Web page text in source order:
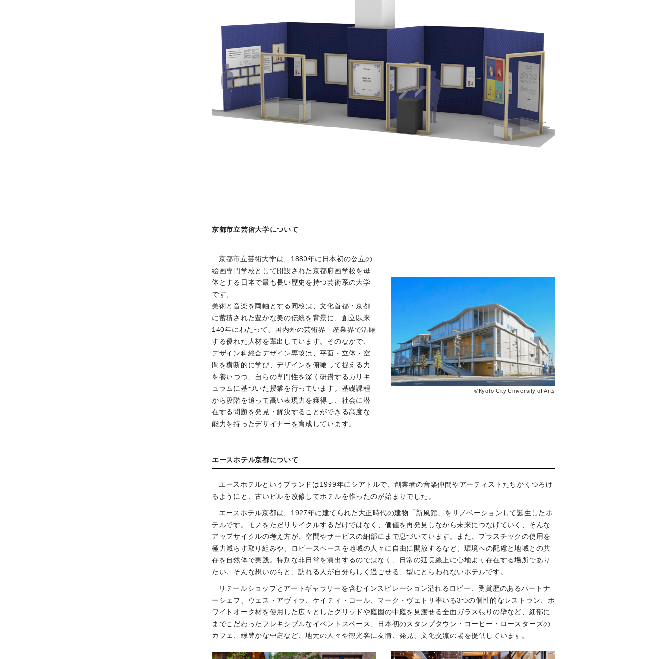
京都市立芸術大学について
京都市立芸術大学は、1880年に日本初の公立の
絵画専門学校として開設された京都府画学校を母
体とする日本で最も長い歴史を持つ芸術系の大学
です。
美術と音楽を両軸とする同校は、文化首都・京都
に蓄積された豊かな美の伝統を背景に、創立以来
140年にわたって、国内外の芸術界・産業界で活躍
する優れた人材を輩出しています。そのなかで、
デザイン科総合デザイン専攻は、平面・立体・空
間を横断的に学び、デザインを俯瞰して捉える力
を養いつつ、自らの専門性を深く研鑽するカリキ
ュラムに基づいた授業を行っています。基礎課程
から段階を追って高い表現力を獲得し、社会に潜
在する問題を発見・解決することができる高度な
能力を持ったデザイナーを育成しています。
©Kyoto City University of Arts
エースホテル京都について
エースホテルというブランドは1999年にシアトルで、創業者の音楽仲間やアーティストたちがくつろげ
るようにと、古いビルを改修してホテルを作ったのが始まりでした。
エースホテル京都は、1927年に建てられた大正時代の建物「新風館」をリノベーションして誕生したホ
テルです。モノをただリサイクルするだけではなく、価値を再発見しながら未来につなげていく、そんな
アップサイクルの考え方が、空間やサービスの細部にまで息づいています。また、プラスチックの使用を
極力減らす取り組みや、ロビースペースを地域の人々に自由に開放するなど、環境への配慮と地域との共
存を自然体で実践。特別な非日常を演出するのではなく、日常の延長線上に心地よく存在する場所であり
たい。そんな想いのもと、訪れる人が自分らしく過ごせる、型にとらわれないホテルです。
リテールショップとアートギャラリーを含むインスピレーション溢れるロビー、受賞歴のあるパートナ
ーシェフ、ウェス・アヴィラ、ケイティ・コール、マーク・ヴェトリ率いる3つの個性的なレストラン、ホ
ワイトオーク材を使用した広々としたグリッドや庭園の中庭を見渡せる全面ガラス張りの壁など、細部に
までこだわったフレキシブルなイベントスペース、日本初のスタンプタウン・コーヒー・ロースターズの
カフェ、緑豊かな中庭など、地元の人々や観光客に友情、発見、文化交流の場を提供しています。